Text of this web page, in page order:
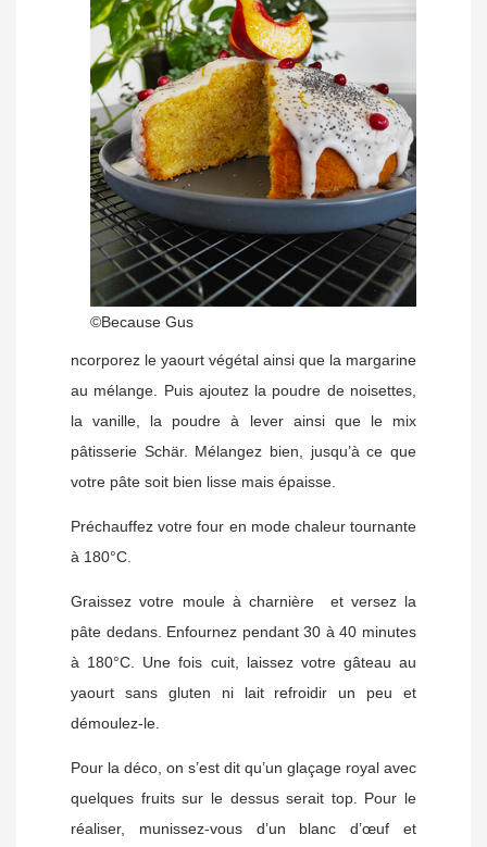
©Because Gus
ncorporez le yaourt végétal ainsi que la margarine
au mélange. Puis ajoutez la poudre de noisettes,
la vanille, la poudre à lever ainsi que le mix
pâtisserie Schär. Mélangez bien, jusqu’à ce que
votre pâte soit bien lisse mais épaisse.
Préchauffez votre four en mode chaleur tournante
à 180°C.
Graissez votre moule à charnière et versez la
pâte dedans. Enfournez pendant 30 à 40 minutes
à 180°C. Une fois cuit, laissez votre gâteau au
yaourt sans gluten ni lait refroidir un peu et
démoulez-le.
Pour la déco, on s’est dit qu’un glaçage royal avec
quelques fruits sur le dessus serait top. Pour le
réaliser, munissez-vous d’un blanc d’œuf et